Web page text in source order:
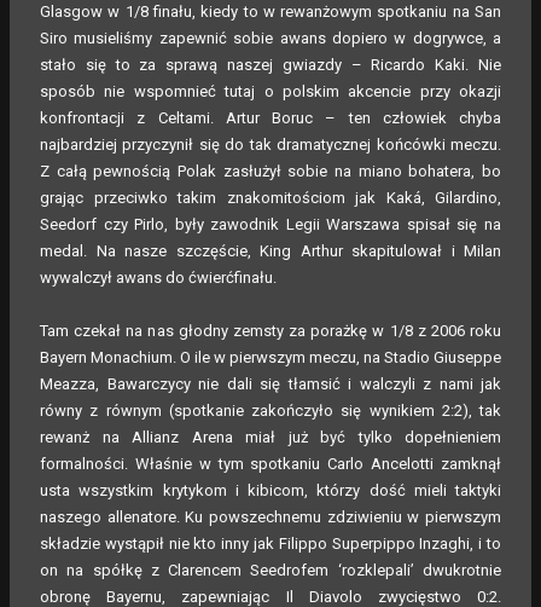
Glasgow w 1/8 finału, kiedy to w rewanżowym spotkaniu na San
Siro musieliśmy zapewnić sobie awans dopiero w dogrywce, a
stało się to za sprawą naszej gwiazdy – Ricardo Kaki. Nie
sposób nie wspomnieć tutaj o polskim akcencie przy okazji
konfrontacji z Celtami. Artur Boruc – ten człowiek chyba
najbardziej przyczynił się do tak dramatycznej końcówki meczu.
Z całą pewnością Polak zasłużył sobie na miano bohatera, bo
grając przeciwko takim znakomitościom jak Kaká, Gilardino,
Seedorf czy Pirlo, były zawodnik Legii Warszawa spisał się na
medal. Na nasze szczęście, King Arthur skapitulował i Milan
wywalczył awans do ćwierćfinału.
Tam czekał na nas głodny zemsty za porażkę w 1/8 z 2006 roku
Bayern Monachium. O ile w pierwszym meczu, na Stadio Giuseppe
Meazza, Bawarczycy nie dali się tłamsić i walczyli z nami jak
równy z równym (spotkanie zakończyło się wynikiem 2:2), tak
rewanż na Allianz Arena miał już być tylko dopełnieniem
formalności. Właśnie w tym spotkaniu Carlo Ancelotti zamknął
usta wszystkim krytykom i kibicom, którzy dość mieli taktyki
naszego allenatore. Ku powszechnemu zdziwieniu w pierwszym
składzie wystąpił nie kto inny jak Filippo Superpippo Inzaghi, i to
on na spółkę z Clarencem Seedrofem ‘rozklepali’ dwukrotnie
obronę Bayernu, zapewniając Il Diavolo zwycięstwo 0:2.